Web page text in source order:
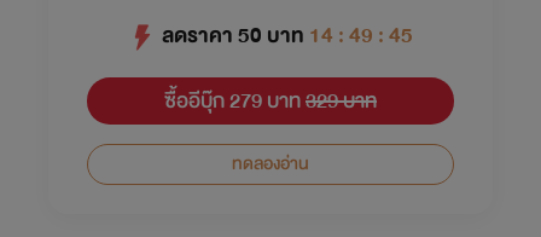
ลดราคา50 บาท 14 : 49 : 45
ซื้ออีบุ๊ก 279 บาท329 บาท
ทดลองอ่าน